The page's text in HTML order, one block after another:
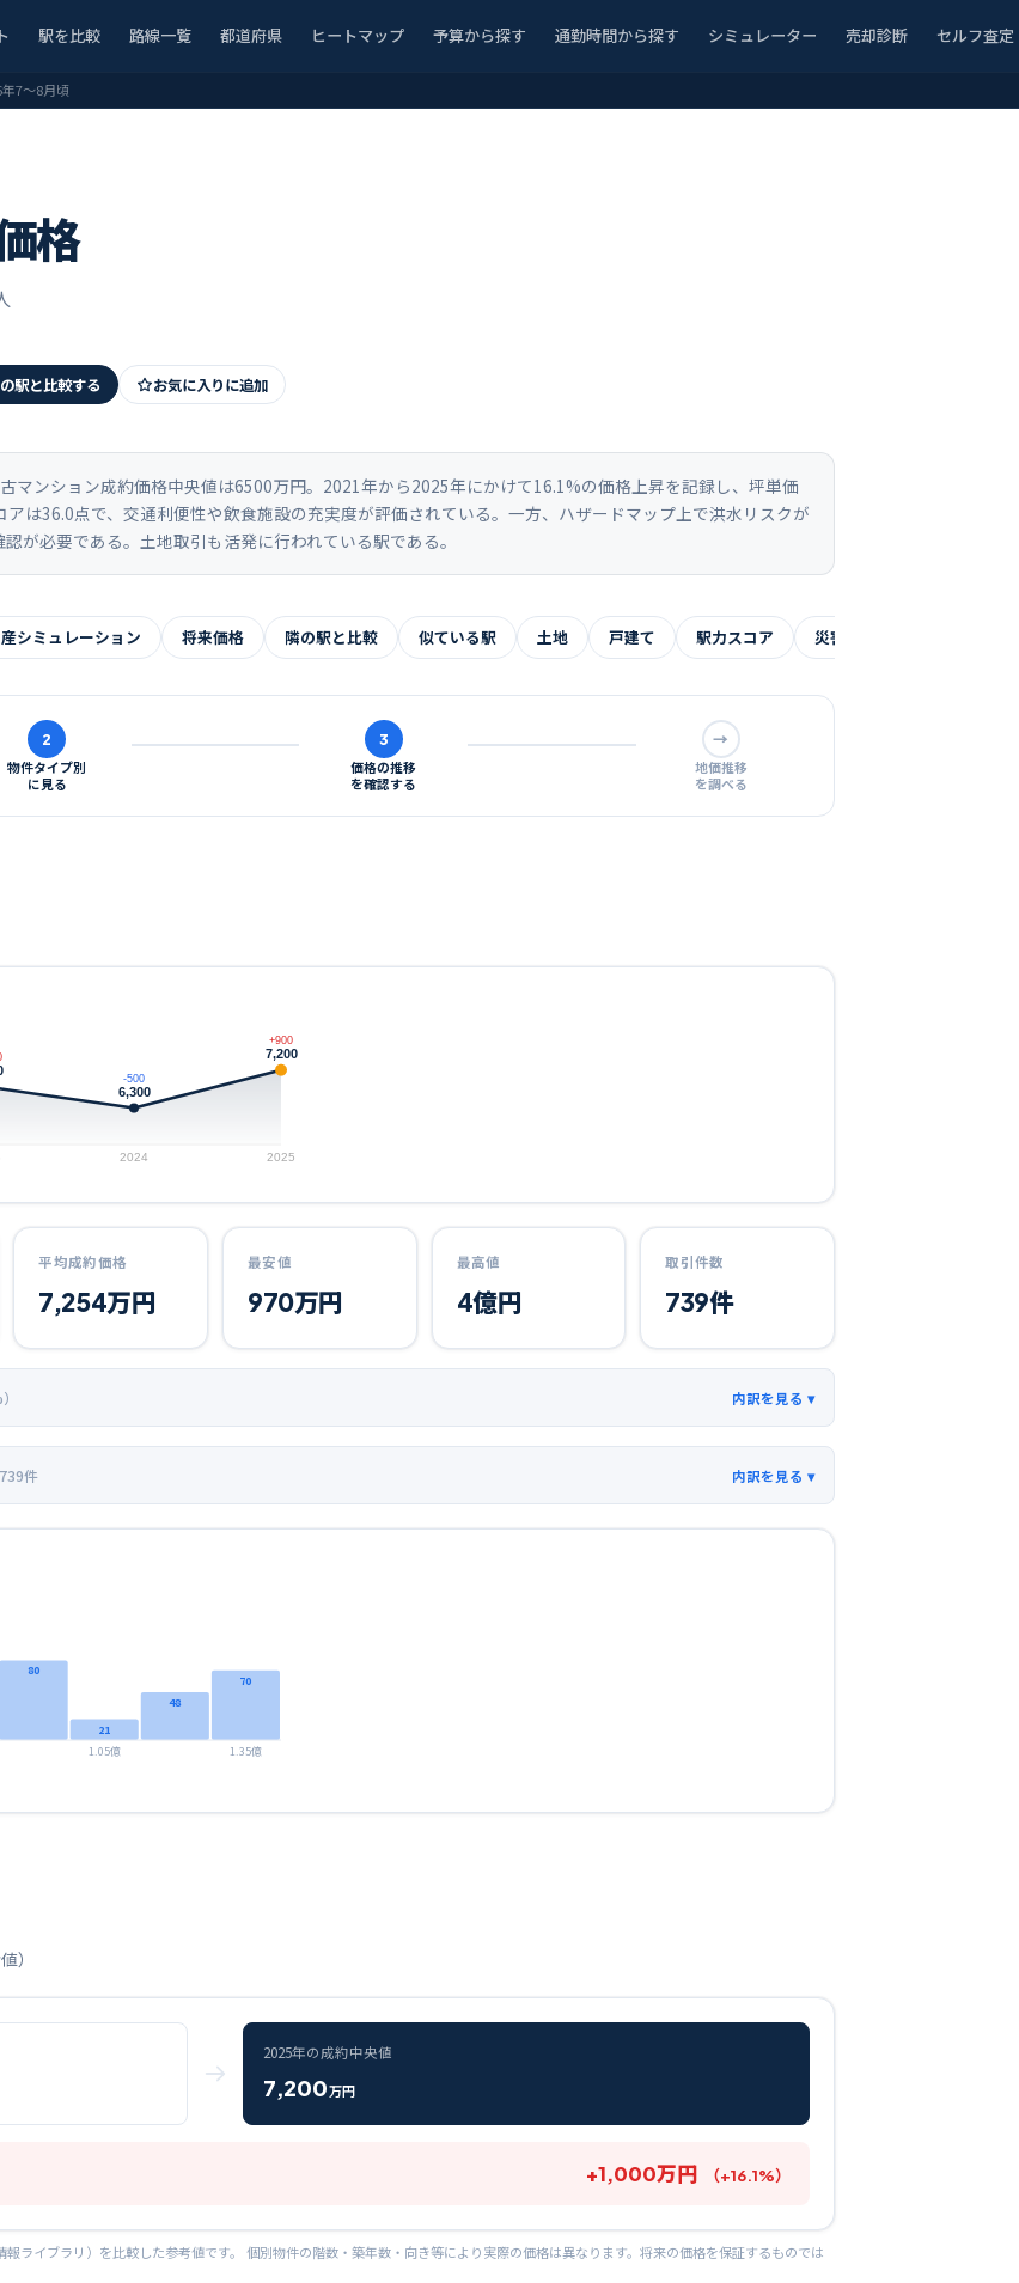
駅を比較 路線一覧 都道府県 ヒートマップ 予算から探す 通勤時間から探す シミュレーター 売却診断 セルフ査定
7〜8月頃
格
駅と比較する お気に入りに追加
マンション成約価格中央値は6500万円。2021年から2025年にかけて16.1%の価格上昇を記録し、坪単価
は36.0点で、交通利便性や飲食施設の充実度が評価されている。一方、ハザードマップ上で洪水リスクが
が必要である。土地取引も活発に行われている駅である。
シミュレーション 将来価格 隣の駅と比較 似ている駅 土地 戸建て 駅力スコア 災害リスク
2
物件タイプ別
に見る
3
価格の推移
を確認する
→
地価推移
を調べる
6,300
-500
2024
7,200
+900
2025
平均成約価格
7,254万円
最安値
970万円
最高値
4億円
取引件数
739件
739件
80
21
48
70
1.05億 1.35億
）
2025年の成約中央値
7,200万円
+1,000万円 （+16.1%）
ライブラリ）を比較した参考値です。 個別物件の階数・築年数・向き等により実際の価格は異なります。将来の価格を保証するものでは